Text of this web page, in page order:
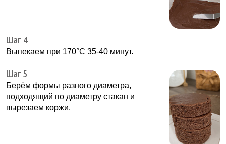
Шаг 4
Выпекаем при 170°C 35-40 минут.
Шаг 5
Берём формы разного диаметра,
подходящий по диаметру стакан и
вырезаем коржи.